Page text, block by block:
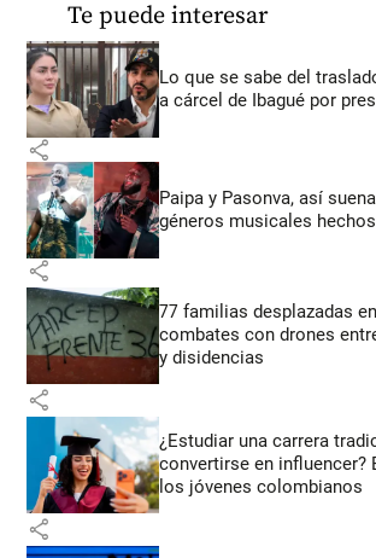
Te puede interesar
Lo que se sabe del
a cárcel de Ibagué por
share
Paipa y Pasonva, así
géneros musicales
share
77 familias desplazadas
combates con drones
y disidencias
share
¿Estudiar una carrera
convertirse en influencer?
los jóvenes colombianos
share